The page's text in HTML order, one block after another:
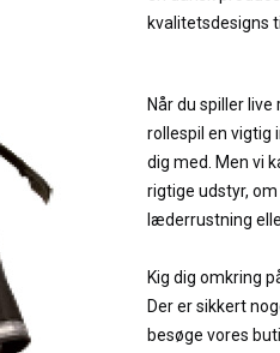
kvalitetsdesigns
Når du spiller
rollespil en vigtig
dig med. Men vi
rigtige udstyr,
læderrustning
Kig dig omkring
Der er sikkert
besøge vores